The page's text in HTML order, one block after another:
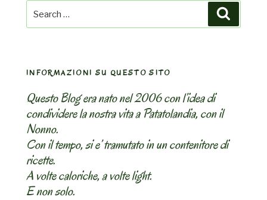
Search
for:
INFORMAZIONI SU QUESTO SITO
Questo Blog era nato nel 2006 con l’idea di
condividere la nostra vita a Patatolandia, con il
Nonno.
Con il tempo, si e’ tramutato in un contenitore di
ricette.
A volte caloriche, a volte light.
E non solo.